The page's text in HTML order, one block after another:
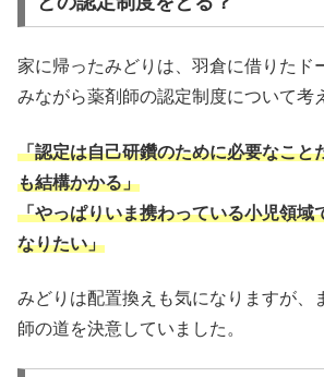
家に帰ったみどりは、羽倉に借りたド
みながら薬剤師の認定制度について考
「認定は自己研鑽のために必要なこと
も結構かかる」
「やっぱりいま携わっている小児領域
なりたい」
みどりは配置換えも気になりますが、
師の道を決意していました。